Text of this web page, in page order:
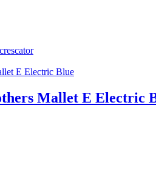
Mallet E Electric